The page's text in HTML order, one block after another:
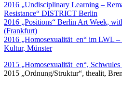
2016 „Undisciplinary Learning –
Resistance“ DISTRICT Berlin
2016 „Positions“ Berlin Art Week,
(Frankfurt)
2016 „Homosexualität_en“ im LWL
Kultur, Münster
2015 „Homosexualität_en“,
2015 „Ordnung/Struktur“, thealit,